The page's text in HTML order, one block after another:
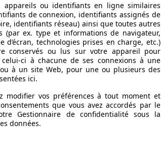
- CRUISE CONTROL*
appareils ou identifiants en ligne similaires
de connexion, identifiants assignés de
identifiants réseau) ainsi que toutes autres
(par ex. type et informations de navigateur,
d’écran, technologies prises en charge, etc.)
conservés ou lus sur votre appareil pour
celui-ci à chacune de ses connexions à une
à un site Web, pour une ou plusieurs des
ici.
modifier vos préférences à tout moment et
que vous avez accordés par le
Gestionnaire de confidentialité sous la
données.